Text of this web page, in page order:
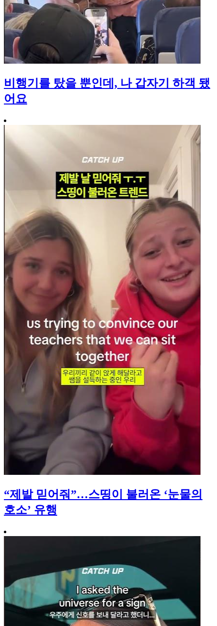
비행기를 탔을 뿐인데, 나 갑자기 하객 됐
어요
“제발 믿어줘”…스띵이 불러온 ‘눈물의
호소’ 유행